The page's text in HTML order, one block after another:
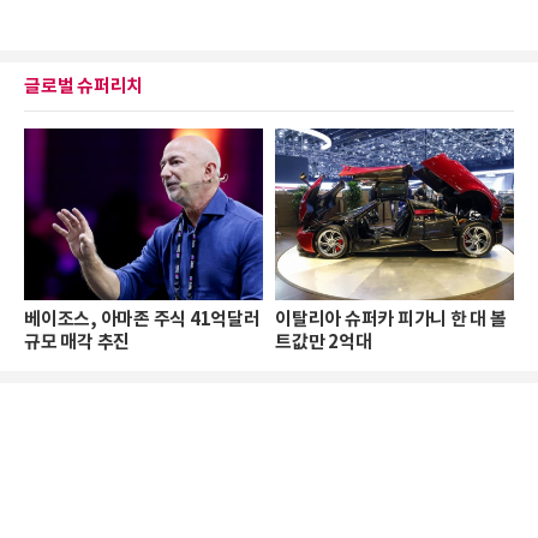
글로벌 슈퍼리치
베이조스, 아마존 주식 41억달러
규모 매각 추진
이탈리아 슈퍼카 피가니 한 대 볼
트값만 2억대